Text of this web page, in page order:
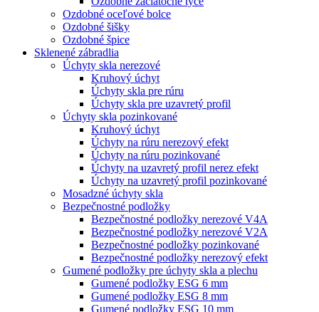
Ozdobné oceľové bolce
Ozdobné šišky
Ozdobné špice
Sklenené zábradlia
Úchyty skla nerezové
Kruhový úchyt
Úchyty skla pre rúru
Úchyty skla pre uzavretý profil
Úchyty skla pozinkované
Kruhový úchyt
Úchyty na rúru nerezový efekt
Úchyty na rúru pozinkované
Úchyty na uzavretý profil nerez efekt
Úchyty na uzavretý profil pozinkované
Mosadzné úchyty skla
Bezpečnostné podložky
Bezpečnostné podložky nerezové V4A
Bezpečnostné podložky nerezové V2A
Bezpečnostné podložky pozinkované
Bezpečnostné podložky nerezový efekt
Gumené podložky pre úchyty skla a plechu
Gumené podložky ESG 6 mm
Gumené podložky ESG 8 mm
Gumené podložky ESG 10 mm